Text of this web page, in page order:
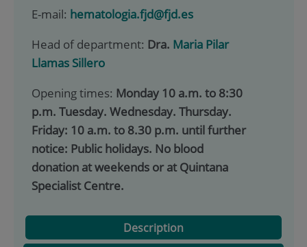
E-mail: hematologia.fjd@fjd.es
Head of department: Dra. Maria Pilar
Llamas Sillero
Opening times: Monday 10 a.m. to 8:30
p.m. Tuesday. Wednesday. Thursday.
Friday: 10 a.m. to 8.30 p.m. until further
notice: Public holidays. No blood
donation at weekends or at Quintana
Specialist Centre.
Description